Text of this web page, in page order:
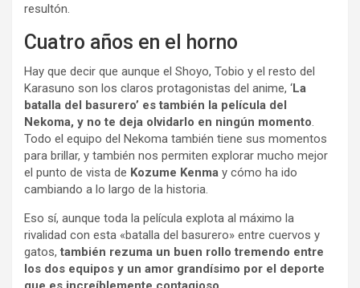
resultón.
Cuatro años en el horno
Hay que decir que aunque el Shoyo, Tobio y el resto del
Karasuno son los claros protagonistas del anime, ‘La
batalla del basurero’ es también la película del
Nekoma, y no te deja olvidarlo en ningún momento
Todo el equipo del Nekoma también tiene sus momentos
para brillar, y también nos permiten explorar mucho mejor
el punto de vista de Kozume Kenma y cómo ha ido
cambiando a lo largo de la historia.
Eso sí, aunque toda la película explota al máximo la
rivalidad con esta «batalla del basurero» entre cuervos y
gatos,también rezuma un buen rollo tremendo entre
los dos equipos y un amor grandísimo por el deporte